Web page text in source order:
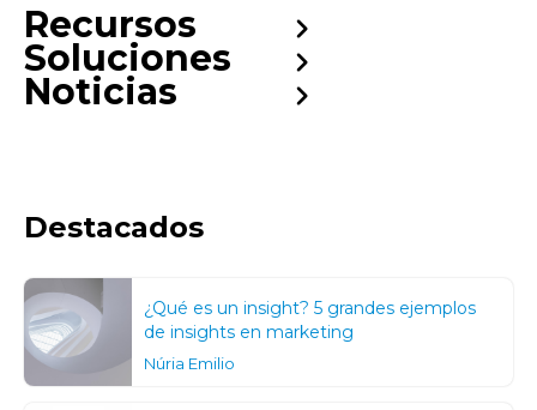
Recursos
Soluciones
Noticias
Destacados
¿Qué es un insight? 5 grandes ejemplos
de insights en marketing
Núria Emilio